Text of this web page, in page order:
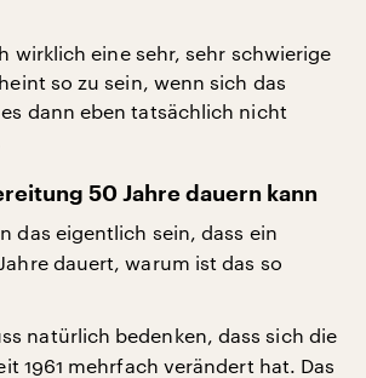
wirklich eine sehr, sehr schwierige
so zu sein, wenn sich das
dann eben tatsächlich nicht
50 Jahre dauern kann
das eigentlich sein, dass ein
dauert, warum ist das so
natürlich bedenken, dass sich die
1961 mehrfach verändert hat. Das